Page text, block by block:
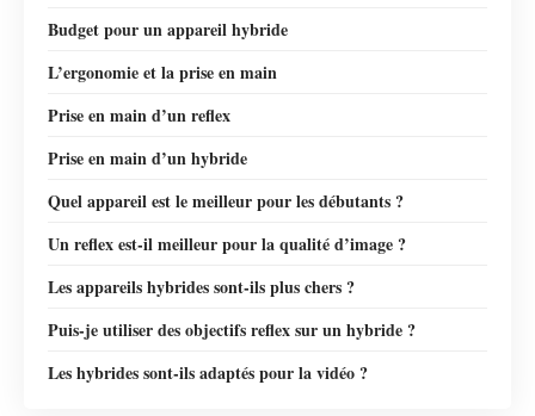
Budget pour un appareil hybride
L’ergonomie et la prise en main
Prise en main d’un reflex
Prise en main d’un hybride
Quel appareil est le meilleur pour les débutants ?
Un reflex est-il meilleur pour la qualité d’image ?
Les appareils hybrides sont-ils plus chers ?
Puis-je utiliser des objectifs reflex sur un hybride ?
Les hybrides sont-ils adaptés pour la vidéo ?